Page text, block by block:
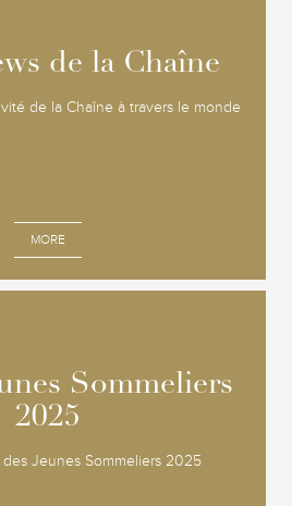
de la Chaîne
de la Chaîne à travers le monde
MORE
de la Chaîne
Sommeliers
2025
Jeunes Sommeliers 2025
Sommeliers
2025